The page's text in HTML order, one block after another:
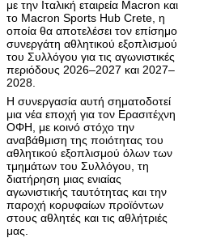
με την Ιταλική εταιρεία Macron και
το Macron Sports Hub Crete, η
οποία θα αποτελέσει τον επίσημο
συνεργάτη αθλητικού εξοπλισμού
του Συλλόγου για τις αγωνιστικές
περιόδους 2026–2027 και 2027–
2028.
Η συνεργασία αυτή σηματοδοτεί
μια νέα εποχή για τον Ερασιτέχνη
ΟΦΗ, με κοινό στόχο την
αναβάθμιση της ποιότητας του
αθλητικού εξοπλισμού όλων των
τμημάτων του Συλλόγου, τη
διατήρηση μιας ενιαίας
αγωνιστικής ταυτότητας και την
παροχή κορυφαίων προϊόντων
στους αθλητές και τις αθλήτριές
μας.